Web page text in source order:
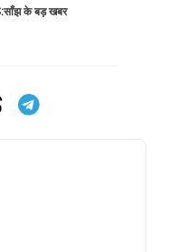
साँझ के बड़ खबर